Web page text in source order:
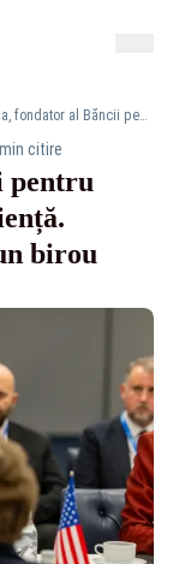
România, fondator al Băncii pentru Apărare, Securitate și Reziliență. Nicușor Dan: ”Vom găzdui un birou regional”
citire
pentru
birou